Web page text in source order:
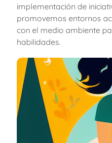
implementación de
promovemos entornos
con el medio ambiente
habilidades.